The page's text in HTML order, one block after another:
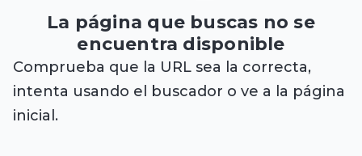
La página que buscas no se
encuentra disponible
Comprueba que la URL sea la correcta,
intenta usando el buscador o ve a la página
inicial.